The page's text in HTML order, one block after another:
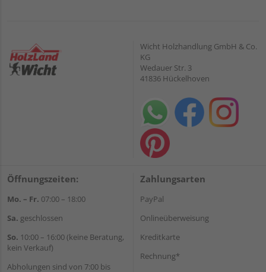
Wicht Holzhandlung GmbH & Co.
KG
Wedauer Str. 3
41836 Hückelhoven
Öffnungszeiten:
Mo. – Fr. 07:00 – 18:00
Sa. geschlossen
So. 10:00 – 16:00 (keine Beratung,
kein Verkauf)
Abholungen sind von 7:00 bis
Zahlungsarten
PayPal
Onlineüberweisung
Kreditkarte
Rechnung*